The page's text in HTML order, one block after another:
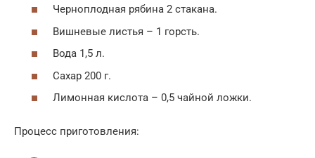
Черноплодная рябина 2 стакана.
Вишневые листья – 1 горсть.
Вода 1,5 л.
Сахар 200 г.
Лимонная кислота – 0,5 чайной ложки.
Процесс приготовления: